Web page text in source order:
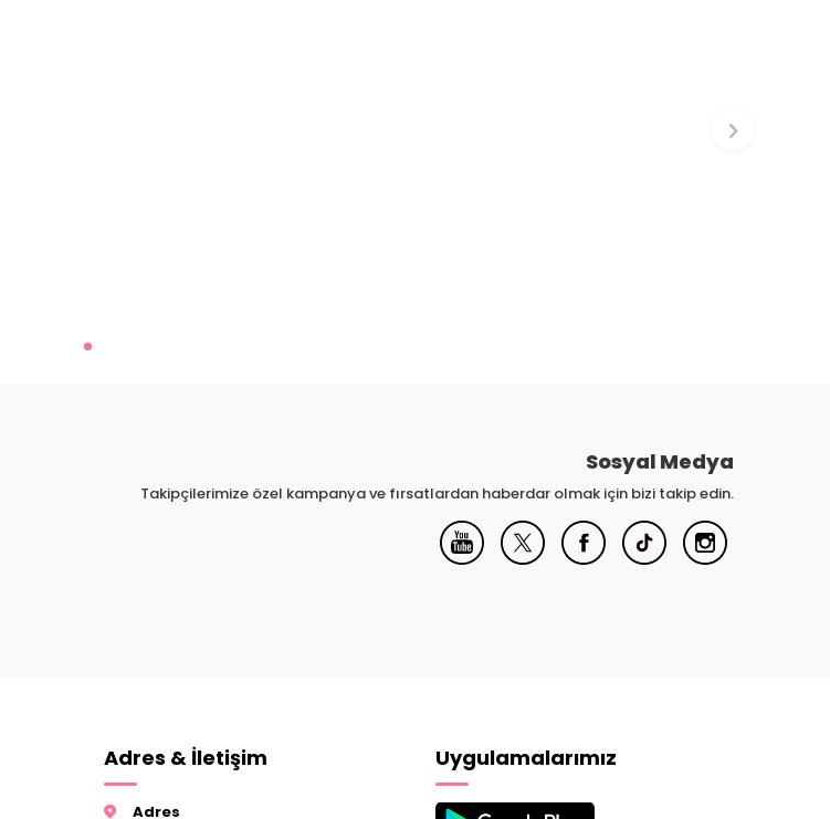
Sosyal Medya
Takipçilerimize özel kampanya ve fırsatlardan haberdar olmak için bizi takip edin.
Adres & İletişim
Adres
Uygulamalarımız